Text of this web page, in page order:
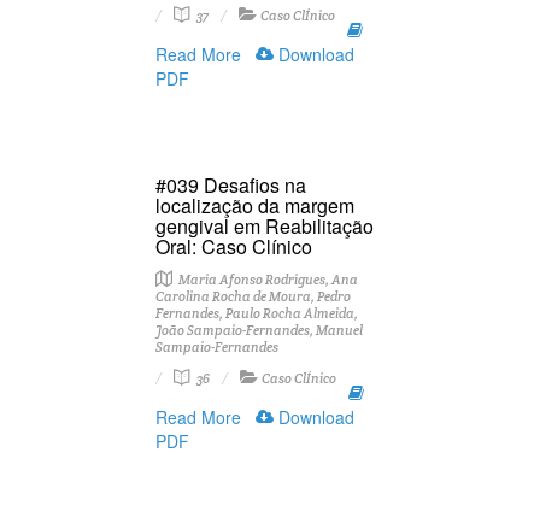
37
Caso ClÍnico
Read More
Download
PDF
#039 Desafios na
localização da margem
gengival em Reabilitação
Oral: Caso Clínico
Maria Afonso Rodrigues, Ana
Carolina Rocha de Moura, Pedro
Fernandes, Paulo Rocha Almeida,
João Sampaio-Fernandes, Manuel
Sampaio-Fernandes
36
Caso ClÍnico
Read More
Download
PDF